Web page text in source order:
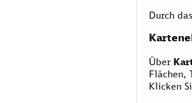
Durch
Über
Flächen,
Klicken